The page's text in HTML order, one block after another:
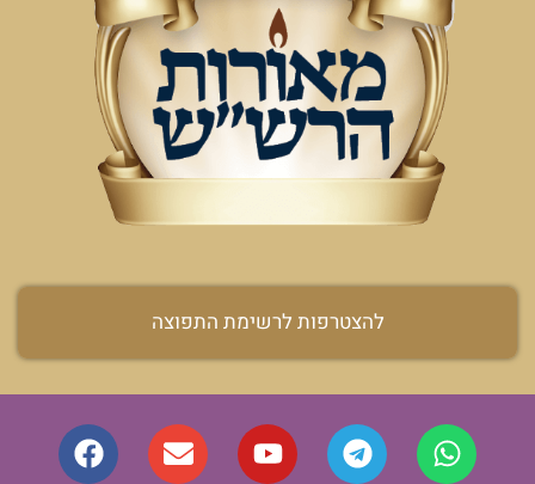
להצטרפות לרשימת התפוצה